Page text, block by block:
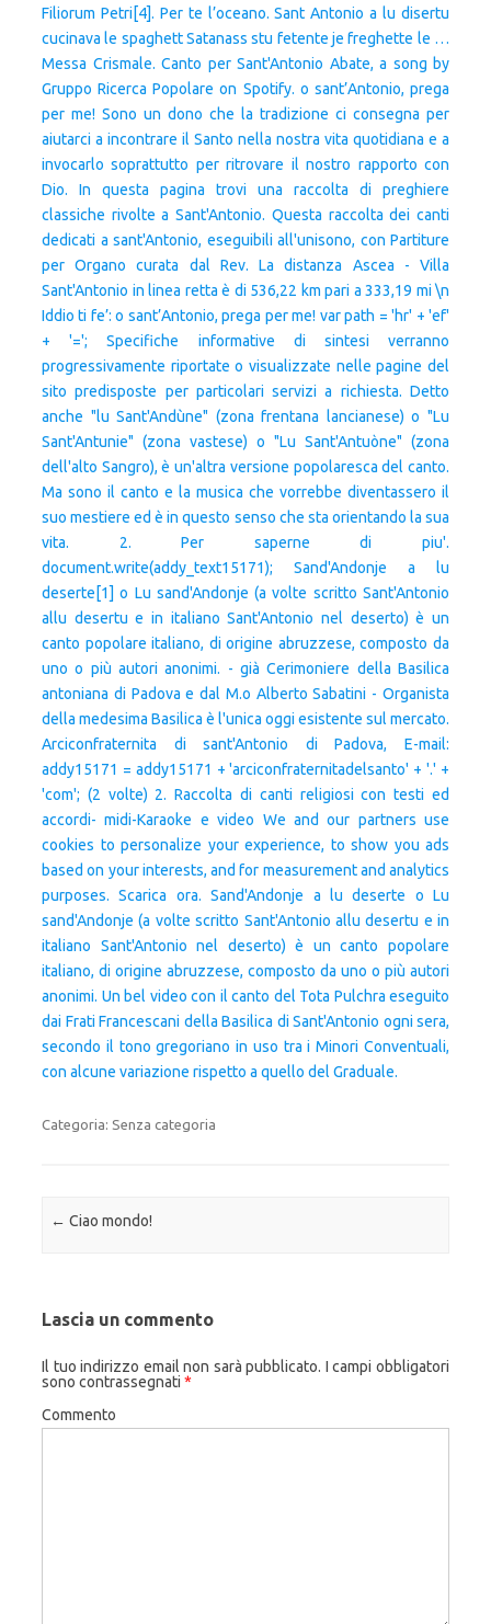
Filiorum Petri[4]. Per te l’oceano. Sant Antonio a lu disertu
cucinava le spaghett Satanass stu fetente je freghette le …
Messa Crismale. Canto per Sant'Antonio Abate, a song by
Gruppo Ricerca Popolare on Spotify. o sant’Antonio, prega
per me! Sono un dono che la tradizione ci consegna per
aiutarci a incontrare il Santo nella nostra vita quotidiana e a
invocarlo soprattutto per ritrovare il nostro rapporto con
Dio. In questa pagina trovi una raccolta di preghiere
classiche rivolte a Sant'Antonio. Questa raccolta dei canti
dedicati a sant'Antonio, eseguibili all'unisono, con Partiture
per Organo curata dal Rev. La distanza Ascea - Villa
Sant'Antonio in linea retta è di 536,22 km pari a 333,19 mi \n
Iddio ti fe’: o sant’Antonio, prega per me! var path = 'hr' + 'ef'
+ '='; Specifiche informative di sintesi verranno
progressivamente riportate o visualizzate nelle pagine del
sito predisposte per particolari servizi a richiesta. Detto
anche "lu Sant'Andùne" (zona frentana lancianese) o "Lu
Sant'Antunie" (zona vastese) o "Lu Sant'Antuòne" (zona
dell'alto Sangro), è un'altra versione popolaresca del canto.
Ma sono il canto e la musica che vorrebbe diventassero il
suo mestiere ed è in questo senso che sta orientando la sua
vita. 2. Per saperne di piu'.
document.write(addy_text15171); Sand'Andonje a lu
deserte[1] o Lu sand'Andonje (a volte scritto Sant'Antonio
allu desertu e in italiano Sant'Antonio nel deserto) è un
canto popolare italiano, di origine abruzzese, composto da
uno o più autori anonimi. - già Cerimoniere della Basilica
antoniana di Padova e dal M.o Alberto Sabatini - Organista
della medesima Basilica è l'unica oggi esistente sul mercato.
Arciconfraternita di sant'Antonio di Padova, E-mail:
addy15171 = addy15171 + 'arciconfraternitadelsanto' + '.' +
'com'; (2 volte) 2. Raccolta di canti religiosi con testi ed
accordi- midi-Karaoke e video We and our partners use
cookies to personalize your experience, to show you ads
based on your interests, and for measurement and analytics
purposes. Scarica ora. Sand'Andonje a lu deserte o Lu
sand'Andonje (a volte scritto Sant'Antonio allu desertu e in
italiano Sant'Antonio nel deserto) è un canto popolare
italiano, di origine abruzzese, composto da uno o più autori
anonimi. Un bel video con il canto del Tota Pulchra eseguito
dai Frati Francescani della Basilica di Sant'Antonio ogni sera,
secondo il tono gregoriano in uso tra i Minori Conventuali,
con alcune variazione rispetto a quello del Graduale.
Categoria: Senza categoria
Navigazione articolo
← Ciao mondo!
Lascia un commento
Il tuo indirizzo email non sarà pubblicato. I campi obbligatori
sono contrassegnati *
Commento